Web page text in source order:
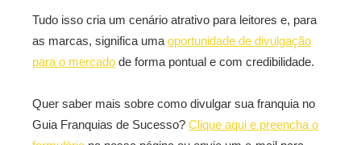
Tudo isso cria um cenário atrativo para leitores e, para
as marcas, significa uma oportunidade de divulgação
para o mercado de forma pontual e com credibilidade.
Quer saber mais sobre como divulgar sua franquia no
Guia Franquias de Sucesso? Clique aqui e preencha o